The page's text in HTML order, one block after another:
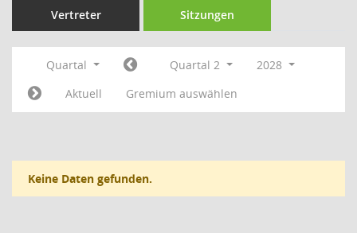
Vertreter Sitzungen
Quartal Quartal 2
2028
Aktuell
Gremium auswählen
Keine Daten gefunden.